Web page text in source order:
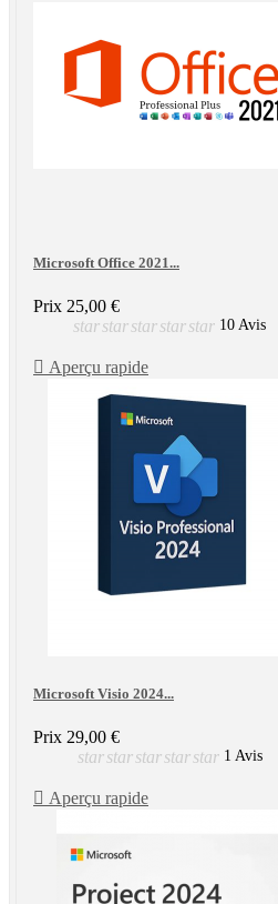
Microsoft Office 2021...
Prix 25,00 €
starstarstarstarstar 10 Avis
 Aperçu rapide
Microsoft Visio 2024...
Prix 29,00 €
star star star star star 1 Avis
 Aperçu rapide